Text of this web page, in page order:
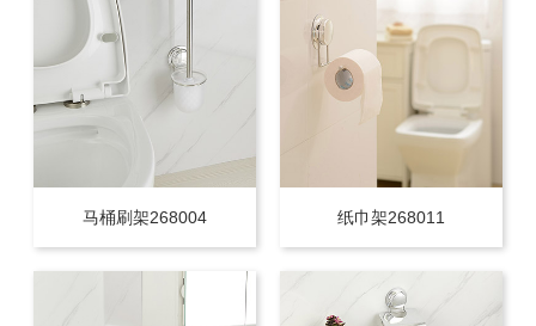
马桶刷架268004 纸巾架268011